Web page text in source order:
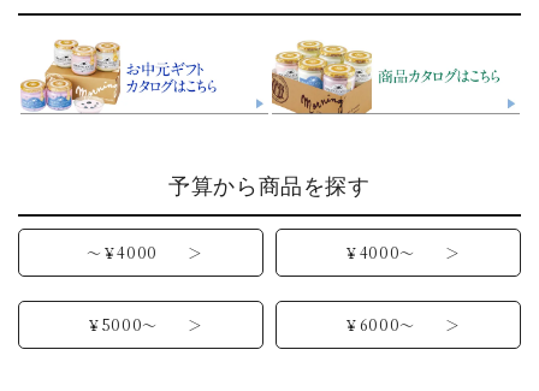
予算から商品を探す
～￥4000 ＞ ￥4000～ ＞
￥5000～ ＞ ￥6000～ ＞